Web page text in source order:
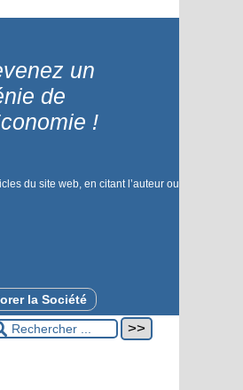
un
de
!
du site web, en citant l’auteur ou
la Société